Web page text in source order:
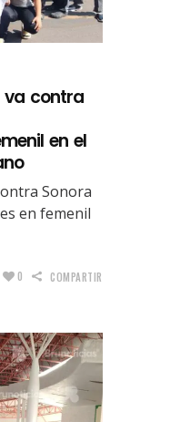
va contra
en el
Sonora
en femenil
0 COMPARTIR